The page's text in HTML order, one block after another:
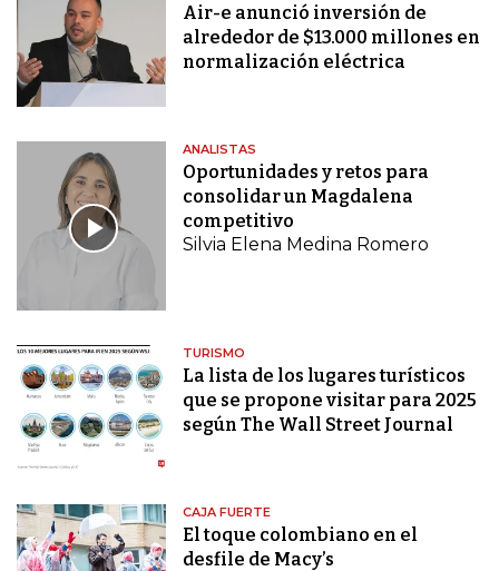
Air-e anunció inversión de
alrededor de $13.000 millones en
normalización eléctrica
ANALISTAS
Oportunidades y retos para
consolidar un Magdalena
competitivo
Silvia Elena Medina Romero
TURISMO
La lista de los lugares turísticos
que se propone visitar para 2025
según The Wall Street Journal
CAJA FUERTE
El toque colombiano en el
desfile de Macy’s